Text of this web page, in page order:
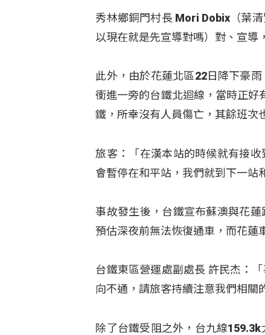
秀林鄉銅門村長 Mori Dobix（葉
以現在就是先宣導對嗎）對、宣導
此外，由於花蓮北區22日降下豪
衝進一旁的台鐵北迴線，當時正好
鐵，所幸沒有人員傷亡，其餘班次
旅客：「在漢本站的時候就有接
會暫停在和平站，我們就到下一站
事故發生後，台鐵宣布蘇澳與花
預估深夜前無法恢復通車，而花蓮
台鐵東區營運處副處長 許民杰：
向不通，請旅客持續注意我們相關
除了台鐵受阻之外，台九線